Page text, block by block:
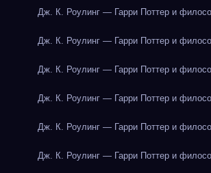
Дж. К. Роулинг — Гарри Поттер и
Дж. К. Роулинг — Гарри Поттер и
Дж. К. Роулинг — Гарри Поттер и
Дж. К. Роулинг — Гарри Поттер и
Дж. К. Роулинг — Гарри Поттер и
Дж. К. Роулинг — Гарри Поттер и